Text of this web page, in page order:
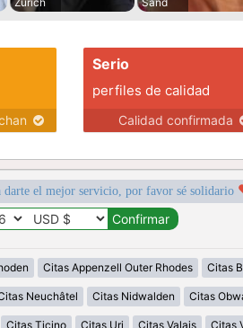
Serio
perfiles de calidad
Calidad confirmada
darte el mejor servicio, por favor sé solidario
Citas Appenzell Outer Rhodes Citas
Neuchâtel Citas Nidwalden Citas
Citas Ticino Citas Uri Citas Valais Citas